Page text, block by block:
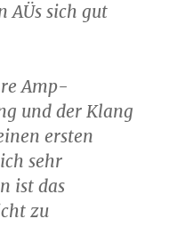
AÜs sich gut
Amp-
und der Klang
ersten
sehr
ist das
zu